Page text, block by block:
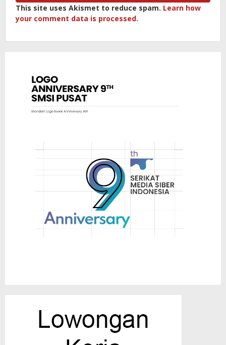
This site uses Akismet to reduce spam. Learn how
your comment data is processed.